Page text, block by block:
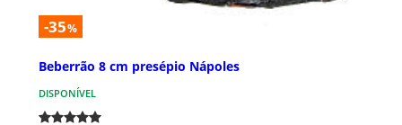
-35%
Beberrão 8 cm presépio Nápoles
DISPONÍVEL